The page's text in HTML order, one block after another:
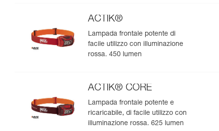
lumen
ACTIK®
Lampada frontale potente di
facile utilizzo con illuminazione
rossa. 450 lumen
ACTIK® CORE
Lampada frontale potente e
ricaricabile, di facile utilizzo con
illuminazione rossa. 625 lumen